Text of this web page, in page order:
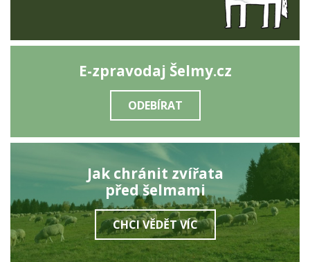
E-zpravodaj Šelmy.cz
ODEBÍRAT
Jak chránit zvířata
před šelmami
CHCI VĚDĚT VÍC